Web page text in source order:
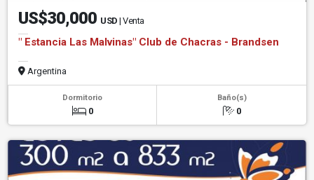
US$30,000 USD | Venta
" Estancia Las Malvinas" Club de Chacras - Brandsen
Argentina
Dormitorio
0
Baño(s)
0